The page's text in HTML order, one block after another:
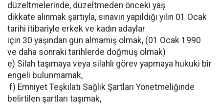
düzeltmelerinde, düzeltmeden önceki yaş
dikkate alınmak şartıyla, sınavın yapıldığı yılın 01 Ocak
tarihi itibariyle erkek ve kadın adaylar
için 30 yaşından gün almamış olmak, (01 Ocak 1990
ve daha sonraki tarihlerde doğmuş olmak)
e) Silah taşımaya veya silahlı görev yapmaya hukuki bir
engeli bulunmamak,
f) Emniyet Teşkilatı Sağlık Şartları Yönetmeliğinde
belirtilen şartları taşımak,